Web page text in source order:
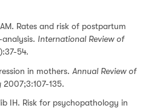
Rates and risk of postpartum
International Review of
54.
in mothers. Annual Review of
2007;3:107-135.
IH. Risk for psychopathology in